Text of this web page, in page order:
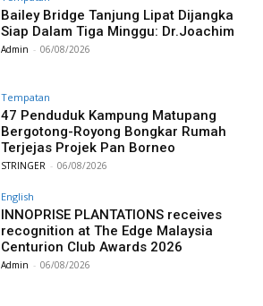
Bailey Bridge Tanjung Lipat Dijangka
Siap Dalam Tiga Minggu: Dr.Joachim
Admin - 06/08/2026
Tempatan
47 Penduduk Kampung Matupang
Bergotong-Royong Bongkar Rumah
Terjejas Projek Pan Borneo
STRINGER - 06/08/2026
English
INNOPRISE PLANTATIONS receives
recognition at The Edge Malaysia
Centurion Club Awards 2026
Admin - 06/08/2026